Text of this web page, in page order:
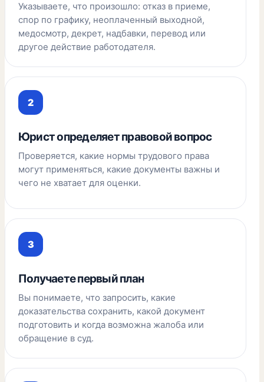
Указываете, что произошло: отказ в приеме,
спор по графику, неоплаченный выходной,
медосмотр, декрет, надбавки, перевод или
другое действие работодателя.
Юрист определяет правовой вопрос
Проверяется, какие нормы трудового права
могут применяться, какие документы важны и
чего не хватает для оценки.
Получаете первый план
Вы понимаете, что запросить, какие
доказательства сохранить, какой документ
подготовить и когда возможна жалоба или
обращение в суд.